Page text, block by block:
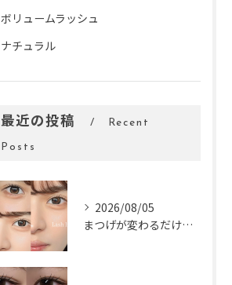
ボリュームラッシュ
ナチュラル
最近の投稿 Recent
Posts
2026/08/05
まつげが変わるだけで、顔の印象はぐっと変わります。